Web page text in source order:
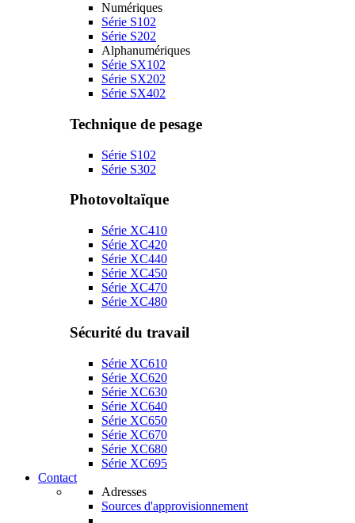
Numériques
Série S102
Série S202
Alphanumériques
Série SX102
Série SX202
Série SX402
Technique de pesage
Série S102
Série S302
Photovoltaïque
Série XC410
Série XC420
Série XC440
Série XC450
Série XC470
Série XC480
Sécurité du travail
Série XC610
Série XC620
Série XC630
Série XC640
Série XC650
Série XC670
Série XC680
Série XC695
Contact
Adresses
Sources d'approvisionnement